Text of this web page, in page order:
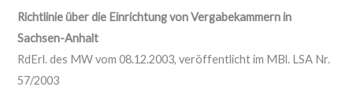
Richtlinie über die Einrichtung von Vergabekammern in
Sachsen-Anhalt
RdErl. des MW vom 08.12.2003, veröffentlicht im MBl. LSA Nr.
57/2003